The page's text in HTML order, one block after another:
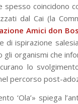
coincidono
dal Cai (la
Amici don
di ispirazione
organismi che
lo
percorso post-
‘Ola’» spiega